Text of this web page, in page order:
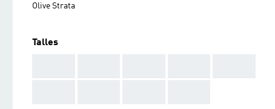
Olive Strata
Talles